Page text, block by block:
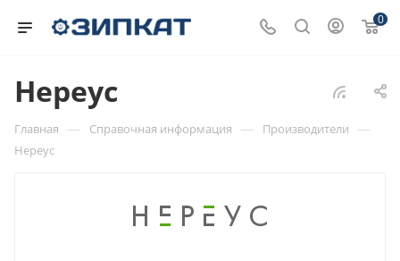
0
Нереус
Главная — Справочная информация — Производители —
Нереус